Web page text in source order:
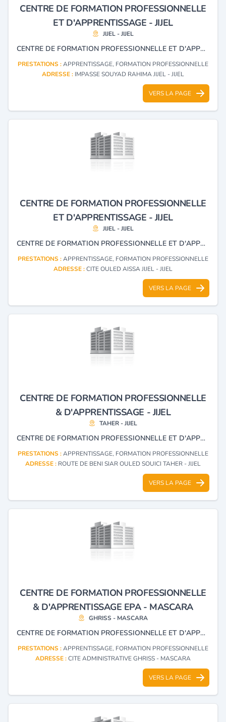
CENTRE DE FORMATION PROFESSIONNELLE
ET D'APPRENTISSAGE - JIJEL
JIJEL - JIJEL
CENTRE DE FORMATION PROFESSIONNELLE ET D'APPRENTISSAGE.
PRESTATIONS :APPRENTISSAGE, FORMATION PROFESSIONNELLE
ADRESSE : IMPASSE SOUYAD RAHIMA JIJEL - JIJEL
VERS LA PAGE
CENTRE DE FORMATION PROFESSIONNELLE
ET D'APPRENTISSAGE - JIJEL
JIJEL - JIJEL
CENTRE DE FORMATION PROFESSIONNELLE ET D'APPRENTISSAGE.
PRESTATIONS :APPRENTISSAGE, FORMATION PROFESSIONNELLE
ADRESSE :CITE OULED AISSA JIJEL - JIJEL
VERS LA PAGE
CENTRE DE FORMATION PROFESSIONNELLE
& D'APPRENTISSAGE - JIJEL
TAHER - JIJEL
CENTRE DE FORMATION PROFESSIONNELLE ET D'APPRENTISSAGE.
PRESTATIONS :APPRENTISSAGE, FORMATION PROFESSIONNELLE
ADRESSE : ROUTE DE BENI SIAR OULED SOUICI TAHER - JIJEL
VERS LA PAGE
CENTRE DE FORMATION PROFESSIONNELLE
& D'APPRENTISSAGE EPA - MASCARA
GHRISS - MASCARA
CENTRE DE FORMATION PROFESSIONNELLE ET D'APPRENTISSAGE.
PRESTATIONS :APPRENTISSAGE, FORMATION PROFESSIONNELLE
ADRESSE :CITE ADMINISTRATIVE GHRISS - MASCARA
VERS LA PAGE